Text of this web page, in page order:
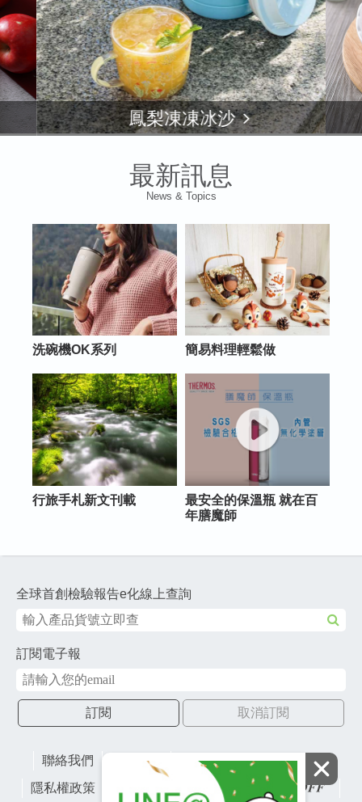
鳳梨凍凍冰沙
最新訊息
News & Topics
洗碗機OK系列 簡易料理輕鬆做
行旅手札新文刊載
最安全的保溫瓶 就在百
年膳魔師
全球首創檢驗報告e化線上查詢
訂閱電子報
訂閱 取消訂閱
聯絡我們 網站地圖
財團法人有容教育基金會
隱私權政策
lifefactory